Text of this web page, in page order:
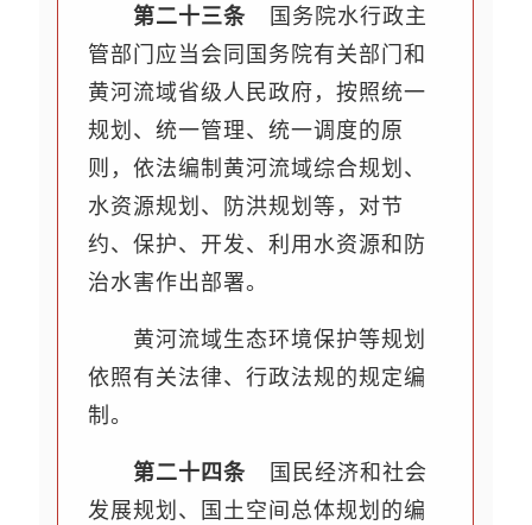
第二十三条 国务院水行政主
管部门应当会同国务院有关部门和
黄河流域省级人民政府，按照统一
规划、统一管理、统一调度的原
则，依法编制黄河流域综合规划、
水资源规划、防洪规划等，对节
约、保护、开发、利用水资源和防
治水害作出部署。
黄河流域生态环境保护等规划
依照有关法律、行政法规的规定编
制。
第二十四条 国民经济和社会
发展规划、国土空间总体规划的编